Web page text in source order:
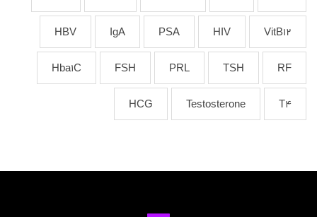
VitB12
HIV
PSA
IgA
HBV
RF
TSH
PRL
FSH
Hba1C
T4
Testosterone
HCG